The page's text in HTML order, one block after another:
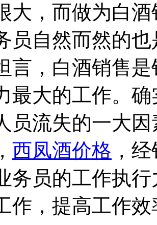
大，而做为白
员自然而然的
言，白酒销售
最大的工作。
员流失的一大
西凤酒价格 ，
务员的工作执
作，提高工作